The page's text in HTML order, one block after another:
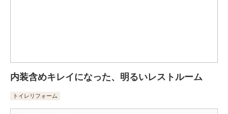
内装含めキレイになった、明るいレストルーム
トイレリフォーム